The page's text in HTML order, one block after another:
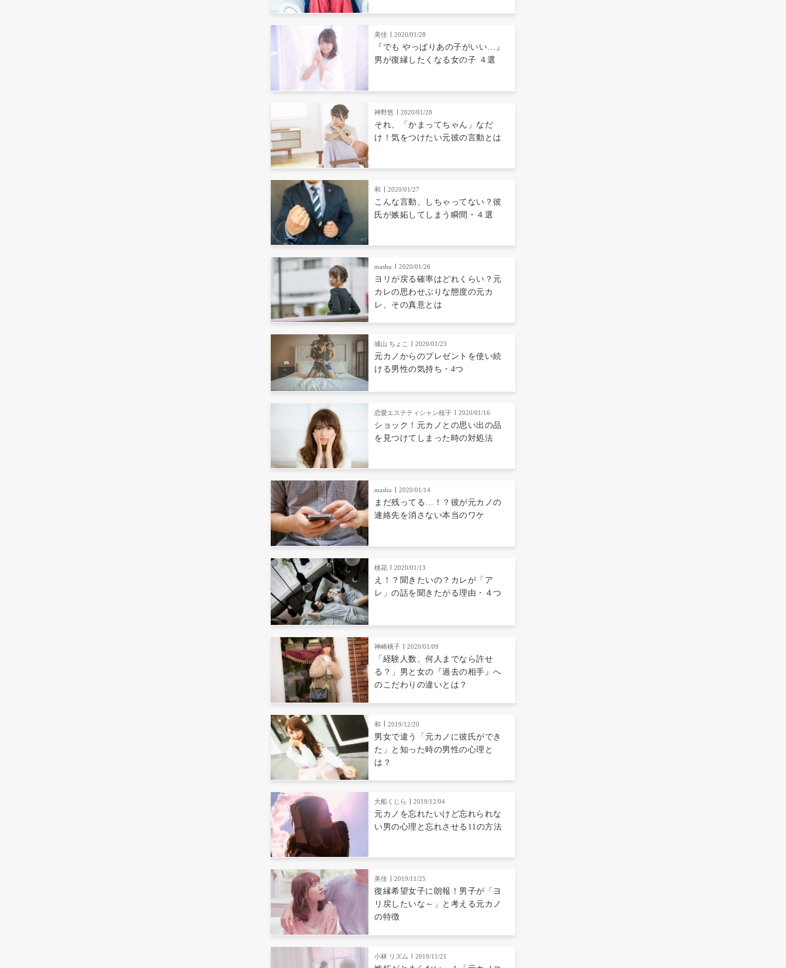
美佳 2020/01/28
『でも やっぱりあの子がいい…』
男が復縁したくなる女の子 ４選
神野悠 2020/01/28
それ、「かまってちゃん」なだ
け！気をつけたい元彼の言動とは
和 2020/01/27
こんな言動、しちゃってない？彼
氏が嫉妬してしまう瞬間・４選
mashu 2020/01/26
ヨリが戻る確率はどれくらい？元
カレの思わせぶりな態度の元カ
レ、その真意とは
城山 ちょこ 2020/01/23
元カノからのプレゼントを使い続
ける男性の気持ち・4つ
恋愛エステティシャン桜子 2020/01/16
ショック！元カノとの思い出の品
を見つけてしまった時の対処法
mashu 2020/01/14
まだ残ってる…！？彼が元カノの
連絡先を消さない本当のワケ
桃花 2020/01/13
え！？聞きたいの？カレが「ア
レ」の話を聞きたがる理由・４つ
神崎桃子 2020/01/09
「経験人数、何人までなら許せ
る？」男と女の『過去の相手』へ
のこだわりの違いとは？
和 2019/12/20
男女で違う「元カノに彼氏ができ
た」と知った時の男性の心理と
は？
大船くじら 2019/12/04
元カノを忘れたいけど忘れられな
い男の心理と忘れさせる11の方法
美佳 2019/11/25
復縁希望女子に朗報！男子が「ヨ
リ戻したいな～」と考える元カノ
の特徴
小林 リズム 2019/11/21